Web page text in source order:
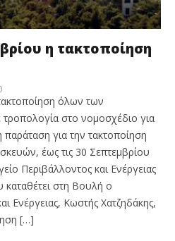
η τακτοποίηση
όλων των
στο νομοσχέδιο για
παράταση για την τακτοποίηση
έως τις 30 Σεπτεμβρίου
Περιβάλλοντος και Ενέργειας
καταθέτει στη Βουλή ο
Ενέργειας, Κωστής Χατζηδάκης,
[…]